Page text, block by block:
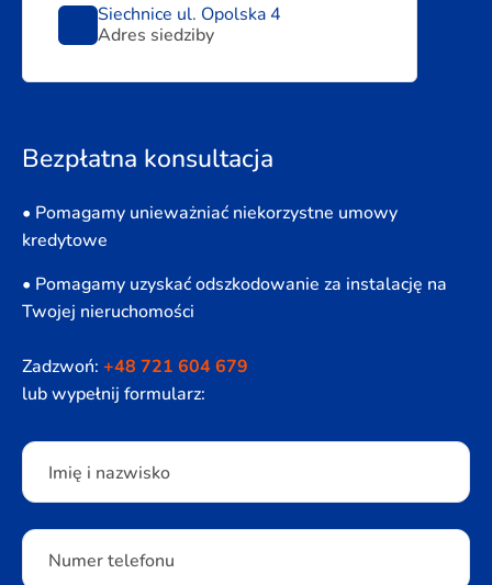
Siechnice ul. Opolska 4
Adres siedziby
Bezpłatna konsultacja
• Pomagamy unieważniać niekorzystne umowy
kredytowe
• Pomagamy uzyskać odszkodowanie za instalację na
Twojej nieruchomości
Zadzwoń: +48 721 604 679
lub wypełnij formularz:
Please leave this field empty.
Imię i nazwisko
Numer telefonu